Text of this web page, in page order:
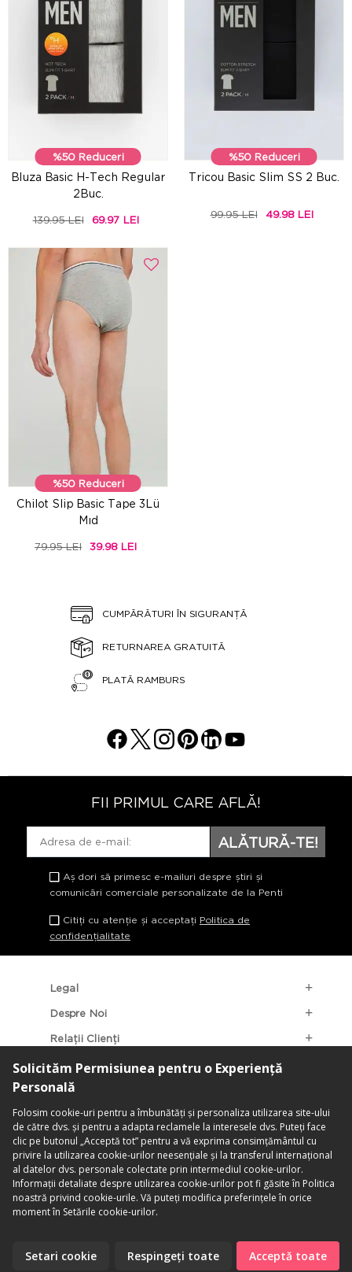
%50 Reduceri
Bluza Basic H-Tech Regular
2Buc.
139.95 LEI 69.97 LEI
%50 Reduceri
Tricou Basic Slim SS 2 Buc.
99.95 LEI 49.98 LEI
%50 Reduceri
Chilot Slip Basic Tape 3Lü
Mıd
79.95 LEI 39.98 LEI
CUMPĂRĂTURI ÎN SIGURANȚĂ
RETURNAREA GRATUITĂ
PLATĂ RAMBURS
FII PRIMUL CARE AFLĂ!
ALĂTURĂ-TE!
Aș dori să primesc e-mailuri despre știri și
comunicări comerciale personalizate de la Penti
Citiți cu atenție și acceptați Politica de
confidențialitate
Legal
Despre Noi
Relații Clienți
Categorii Populare
Localizarea Magazinelor
contact@penti.com.ro
©PENTİ. Toate Drepturile Rezervate. Termeni & Condiții
Politica De